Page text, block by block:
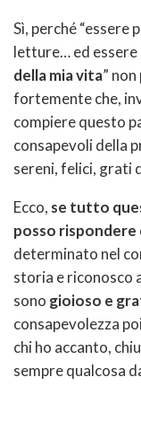
Sì, perché “essere
letture… ed essere
della mia vita”
fortemente che,
compiere questo
consapevoli della
sereni, felici, grati
Ecco, se tutto
posso rispondere
determinato nel
storia e riconosco
sono gioioso e
consapevolezza
chi ho accanto,
sempre qualcosa